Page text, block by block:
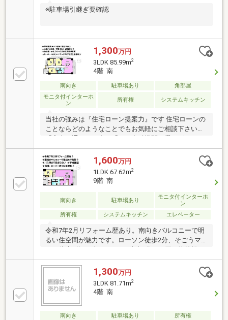
※駐車場引継ぎ要確認
1,300万円
3LDK 85.99m2
4階 南
南向き 駐車場あり
角部屋
モニタ付インターホ
ン
所有権 システムキッチン
当社の強みは『住宅ローン提案力』です 住宅ローンの
ことならどのようなことでもお気軽にご相談下さい。
分からない」「住宅ローン商品の選び方が分からな
い」「車のローンがあるけど大丈夫？」「年齢がネッ
クになっている」皆様のご不安やお悩みを一緒に解決
します！もちろん強引な営業は行いません。公平中立
な立場でお客様に合った金融機関をご提案させていた
だきます。
1,600万円
1LDK 67.62m2
9階 南
南向き 駐車場あり
モニタ付インターホ
ン
所有権
システムキッチン エレベーター
令和7年2月リフォーム歴あり。南向きバルコニーで明
るい住空間が魅力です。ローソン徒歩2分、そごうマ
徒歩圏内に充実。辰巳町バス停徒歩3分で交通アクセ
スも良好です。住宅ローンのご相談や資金計画のご提
案もお気軽にご相談ください。
1,300万円
3LDK 81.71m2
4階 南
南向き 駐車場あり
所有権